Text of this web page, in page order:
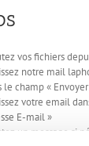
vos fichiers
notre mail
le champ «
votre email
E-mail »
un message si